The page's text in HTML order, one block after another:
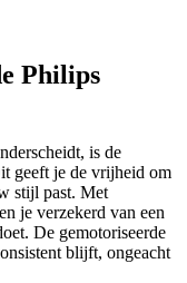
Philips
is de
geeft je de vrijheid om
stijl past. Met
je verzekerd van een
De gemotoriseerde
blijft, ongeacht